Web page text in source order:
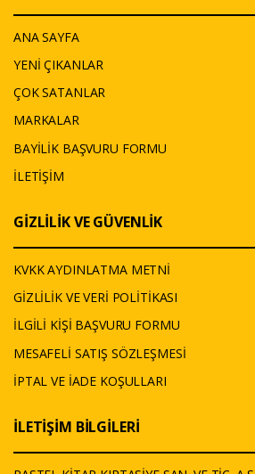
ANA SAYFA
YENİ ÇIKANLAR
ÇOK SATANLAR
MARKALAR
BAYİLİK BAŞVURU FORMU
İLETİŞİM
GİZLİLİK VE GÜVENLİK
KVKK AYDINLATMA METNİ
GİZLİLİK VE VERİ POLİTİKASI
İLGİLİ KİŞİ BAŞVURU FORMU
MESAFELİ SATIŞ SÖZLEŞMESİ
İPTAL VE İADE KOŞULLARI
İLETİŞİM BİLGİLERİ